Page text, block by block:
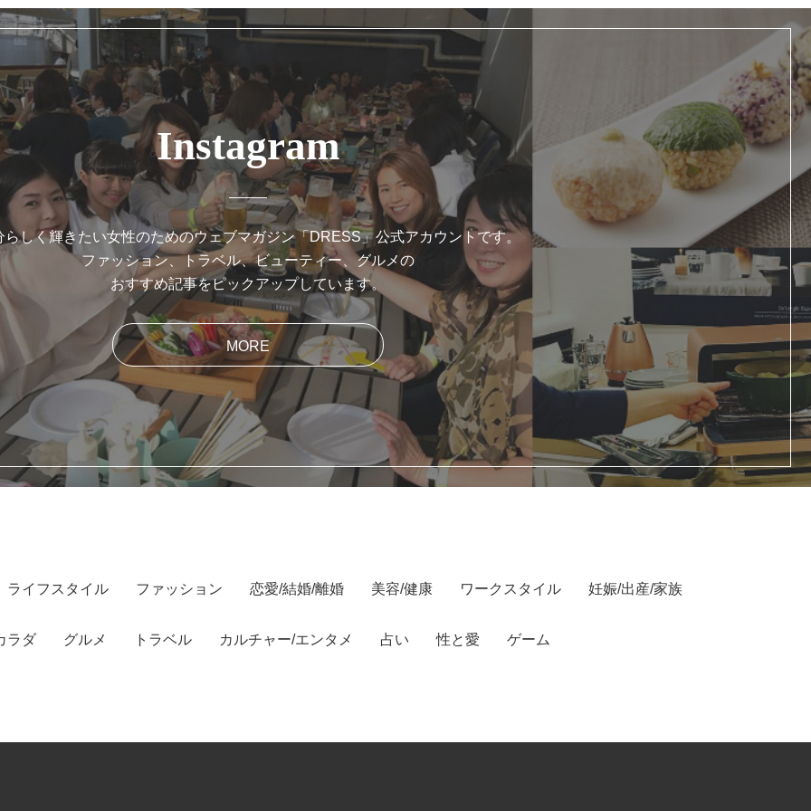
Instagram
らしく輝きたい女性のためのウェブマガジン「DRESS」公式アカウントです。
ファッション、トラベル、ビューティー、グルメの
おすすめ記事をピックアップしています。
MORE
ライフスタイル ファッション 恋愛/結婚/離婚 美容/健康 ワークスタイル 妊娠/出産/家族
ラダ グルメ トラベル カルチャー/エンタメ 占い 性と愛 ゲーム